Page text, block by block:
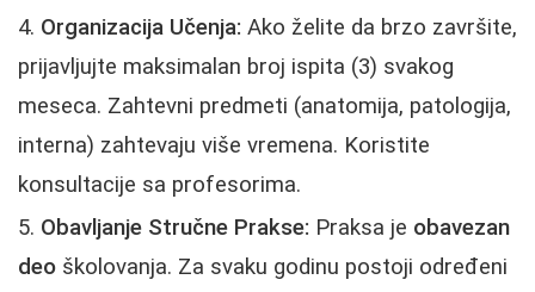
Organizacija Učenja: Ako želite da brzo završite,
prijavljujte maksimalan broj ispita (3) svakog
meseca. Zahtevni predmeti (anatomija, patologija,
interna) zahtevaju više vremena. Koristite
konsultacije sa profesorima.
Obavljanje Stručne Prakse: Praksa je obavezan
deo školovanja. Za svaku godinu postoji određeni